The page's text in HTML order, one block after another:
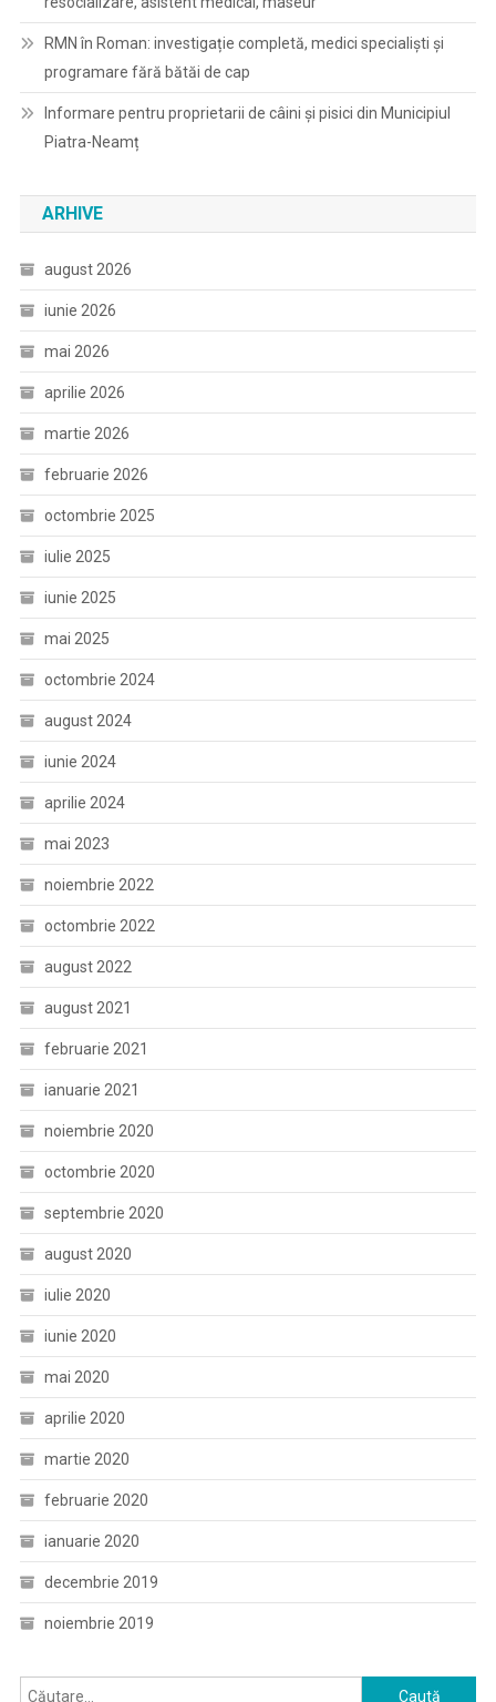
RMN în Roman: investigație completă, medici specialiști și
programare fără bătăi de cap
Informare pentru proprietarii de câini și pisici din Municipiul
Piatra-Neamț
ARHIVE
august 2026
iunie 2026
mai 2026
aprilie 2026
martie 2026
februarie 2026
octombrie 2025
iulie 2025
iunie 2025
mai 2025
octombrie 2024
august 2024
iunie 2024
aprilie 2024
mai 2023
noiembrie 2022
octombrie 2022
august 2022
august 2021
februarie 2021
ianuarie 2021
noiembrie 2020
octombrie 2020
septembrie 2020
august 2020
iulie 2020
iunie 2020
mai 2020
aprilie 2020
martie 2020
februarie 2020
ianuarie 2020
decembrie 2019
noiembrie 2019
Caută